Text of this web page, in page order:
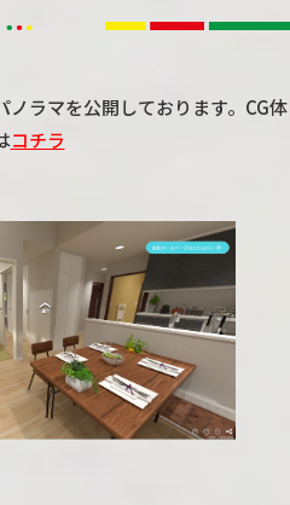
ノラマを公開しております。CG体
コチラ